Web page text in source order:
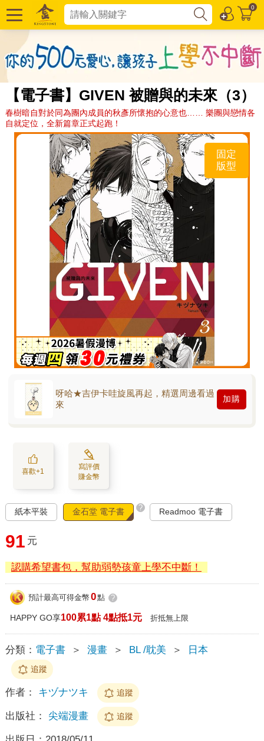
0
【電子書】GIVEN 被贈與的未來（3）
春樹暗自對於同為團內成員的秋彥所懷抱的心意也…… 樂團與戀情各
自就定位，全新篇章正式起跑！
固定
版型
呀哈★吉伊卡哇旋風再起，精選周邊看過
來
加購
喜歡+1
寫評價
賺金幣
紙本平裝 金石堂 電子書 ? Readmoo 電子書
91 元
認購希望書包，幫助弱勢孩童上學不中斷！
預計最高可得金幣 0點 ?
HAPPY GO享100累1點 4點抵1元 折抵無上限
分類： 電子書 ＞ 漫畫 ＞ BL /耽美 ＞ 日本
追蹤
作者： キヅナツキ 追蹤
出版社： 尖端漫畫 追蹤